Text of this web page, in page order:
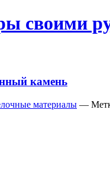
своими
камень
материалы —